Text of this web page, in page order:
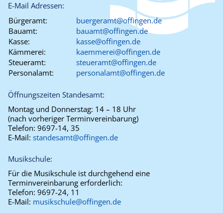
E-Mail Adressen:
Bürgeramt:
buergeramt@offingen.de
Bauamt:
bauamt@offingen.de
Kasse:
kasse@offingen.de
Kämmerei:
kaemmerei@offingen.de
Steueramt:
steueramt@offingen.de
Personalamt:
personalamt@offingen.de
Öffnungszeiten Standesamt:
Montag und Donnerstag: 14 – 18 Uhr
(nach vorheriger Terminvereinbarung)
Telefon: 9697-14, 35
E-Mail: standesamt@offingen.de
Musikschule:
Für die Musikschule ist durchgehend eine
Terminvereinbarung erforderlich:
Telefon: 9697-24, 11
E-Mail: musikschule@offingen.de